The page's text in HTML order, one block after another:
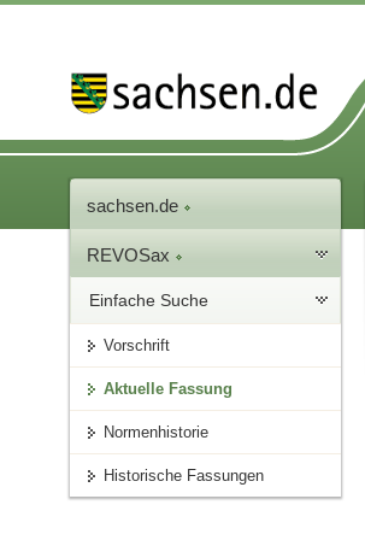
sachsen.de
REVOSax
Einfache Suche
Vorschrift
Aktuelle Fassung
Normenhistorie
Historische Fassungen